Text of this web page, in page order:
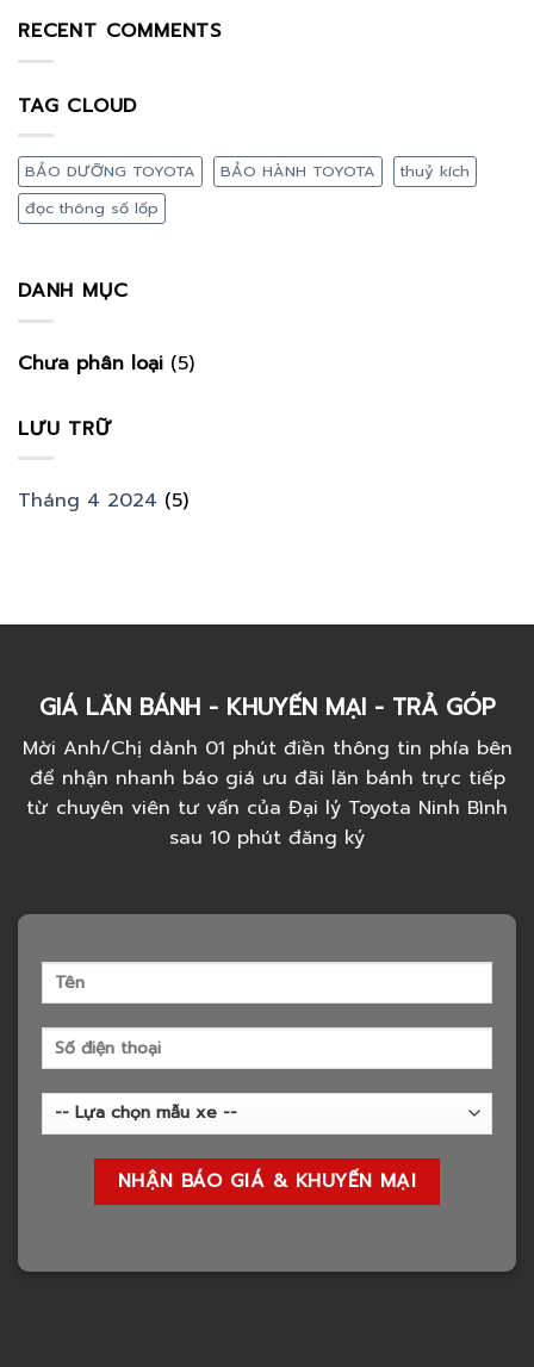
RECENT COMMENTS
TAG CLOUD
BẢO DƯỠNG TOYOTA BẢO HÀNH TOYOTA
thuỷ kích
đọc thông số lốp
DANH MỤC
Chưa phân loại (5)
LƯU TRỮ
Tháng 4 2024 (5)
GIÁ LĂN BÁNH - KHUYẾN MẠI - TRẢ GÓP
Mời Anh/Chị dành 01 phút điền thông tin phía bên
để nhận nhanh báo giá ưu đãi lăn bánh trực tiếp
từ chuyên viên tư vấn của Đại lý Toyota Ninh Bình
sau 10 phút đăng ký